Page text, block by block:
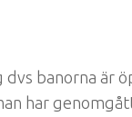
banorna är
har